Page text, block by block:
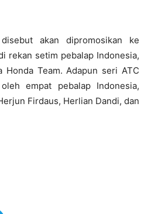
akan dipromosikan ke
rekan setim pebalap Indonesia,
Team. Adapun seri ATC
empat pebalap Indonesia,
Firdaus, Herlian Dandi, dan